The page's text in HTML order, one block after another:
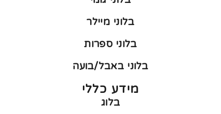
בלוני מיילר
בלוני ספרות
בלוני באבל/בועה
מידע כללי
בלוג